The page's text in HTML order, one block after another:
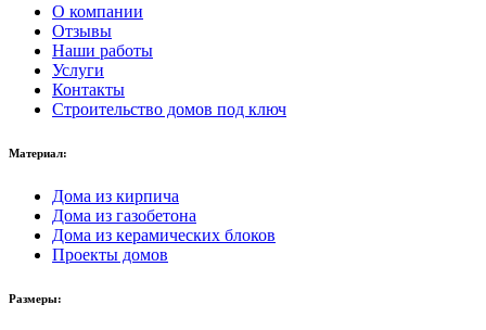
О компании
Отзывы
Наши работы
Услуги
Контакты
Строительство домов под ключ
Материал:
Дома из кирпича
Дома из газобетона
Дома из керамических блоков
Проекты домов
Размеры: